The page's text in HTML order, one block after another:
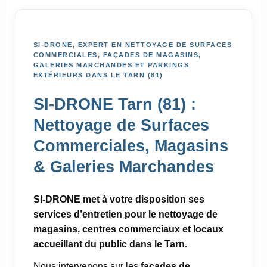
SI-DRONE, EXPERT EN NETTOYAGE DE SURFACES
COMMERCIALES, FAÇADES DE MAGASINS,
GALERIES MARCHANDES ET PARKINGS
EXTÉRIEURS DANS LE TARN (81)
SI-DRONE Tarn (81) :
Nettoyage de Surfaces
Commerciales, Magasins
& Galeries Marchandes
SI-DRONE met à votre disposition ses
services d’entretien pour le nettoyage de
magasins, centres commerciaux et locaux
accueillant du public dans le Tarn.